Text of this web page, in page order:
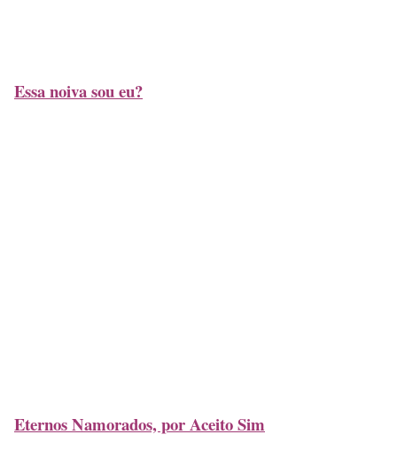
Essa noiva sou eu?
Eternos Namorados, por Aceito Sim